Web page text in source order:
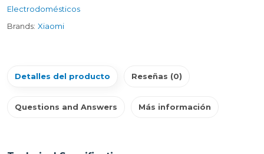
Electrodomésticos
Brands: Xiaomi
Detalles del producto Reseñas (0)
Questions and Answers Más información